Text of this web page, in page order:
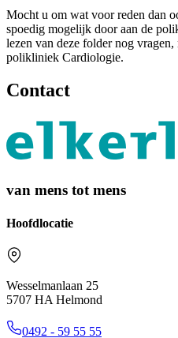
Mocht u om wat voor reden dan
spoedig mogelijk door aan de
lezen van deze folder nog
polikliniek Cardiologie.
Contact
van mens tot mens
Hoofdlocatie
Wesselmanlaan 25
5707 HA Helmond
0492 - 59 55 55